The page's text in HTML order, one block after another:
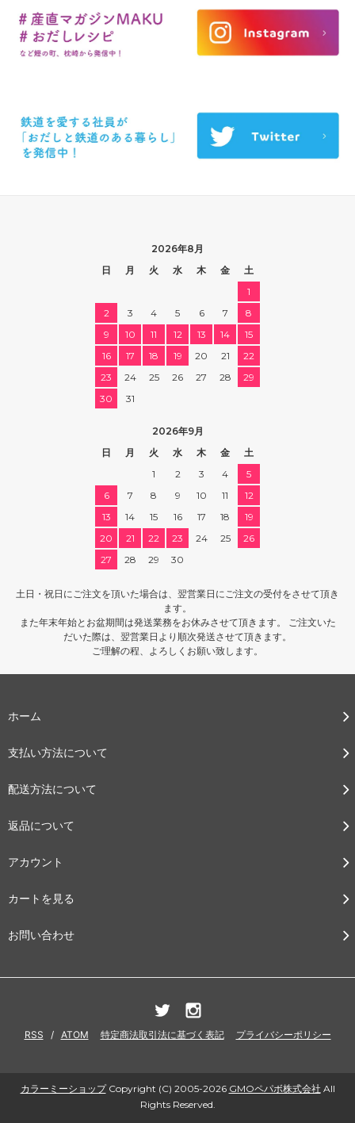
2026年8月
日
月 火 水 木 金
土
1
2
3 4 5 6 7
8
9
10 11 12 13 14
15
16
17 18 19 20 21
22
23
24 25 26 27 28
29
30
31
2026年9月
日
月 火 水 木 金
土
1
2 3 4
5
6
7 8 9 10 11
12
13
14 15 16 17 18
19
20
21 22 23 24 25
26
27
28 29 30
土日・祝日にご注文を頂いた場合は、翌営業日にご注文の受付をさせて頂き
ます。
また年末年始とお盆期間は発送業務をお休みさせて頂きます。 ご注文いた
だいた際は、翌営業日より順次発送させて頂きます。
ご理解の程、よろしくお願い致します。
ホーム
支払い方法について
配送方法について
返品について
アカウント
カートを見る
お問い合わせ
RSS / ATOM 特定商法取引法に基づく表記 プライバシーポリシー
カラーミーショップCopyright (C) 2005-2026 GMOペパボ株式会社 All
Rights Reserved.